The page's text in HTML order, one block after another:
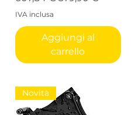
IVA inclusa
Aggiungi al
carrello
Novità